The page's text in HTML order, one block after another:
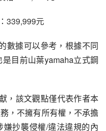
339,999元
數據可以參考，根據不同
目前山葉yamaha立式鋼
，該文觀點僅代表作者本
，不擁有所有權，不承擔
抄襲侵權/違法違規的內